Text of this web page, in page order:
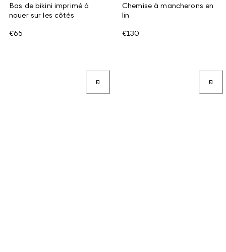
Bas de bikini imprimé à
nouer sur les côtés
€65
Chemise à mancherons en
lin
€130